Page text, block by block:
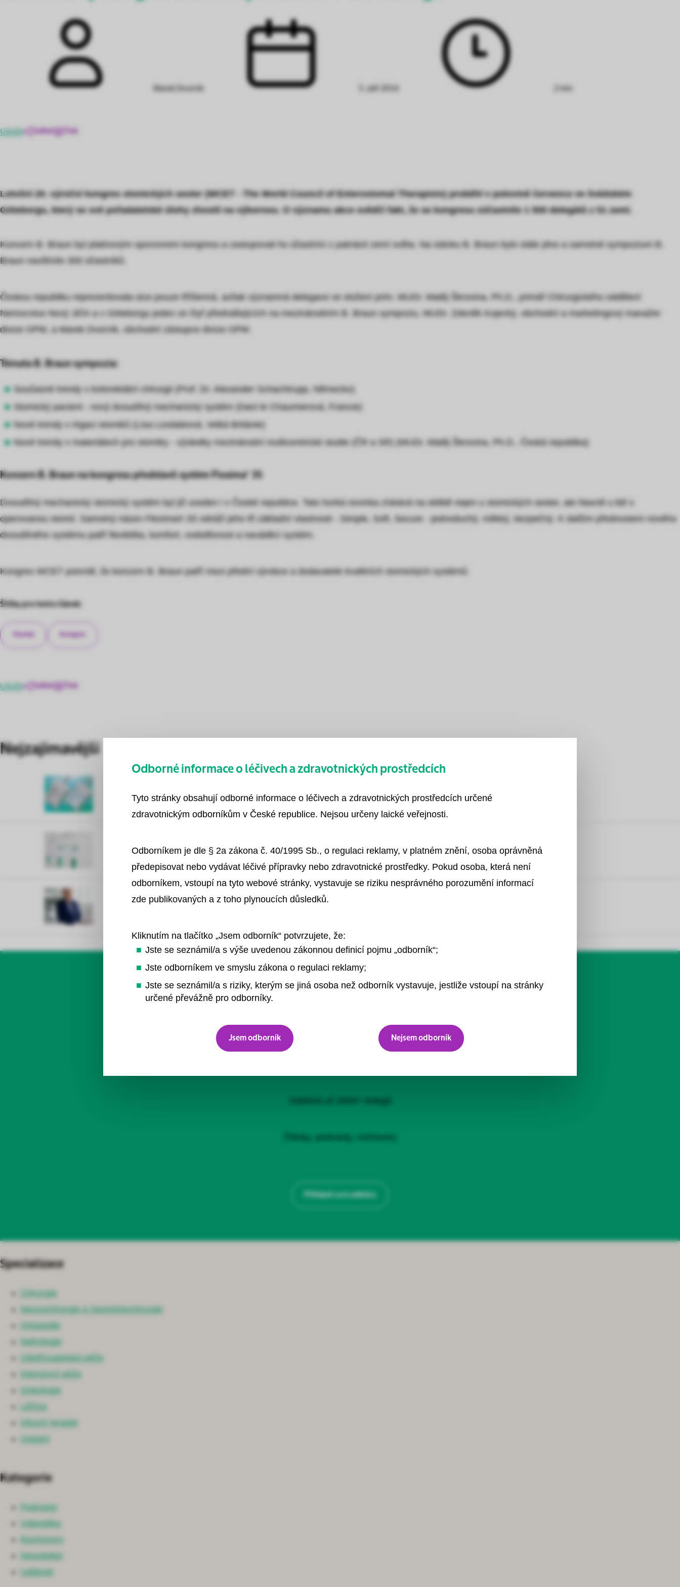
Uložit
Letošní 20. výroční kongres stomických sester (WCET - The World Council of Enterostomal Therapists) proběhl v polovině července ve švédském
Göteborgu, který se své pořadatelské úlohy zhostil na výbornou. O významu akce svědčí fakt, že se kongresu zúčastnilo 1 500 delegátů z 51 zemí.
Koncern B. Braun byl platinovým sponzorem kongresu a zastupovali ho účastníci z patnácti zemí světa. Na stánku B. Braun bylo stále plno a samotné sympozium B.
Braun navštívilo 300 účastníků.
Českou republiku reprezentovala sice pouze tříčlenná, avšak významná delegace ve složení prim. MUDr. Matěj Škrovina, Ph.D., primář Chirurgického oddělení
Nemocnice Nový Jičín a v Göteborgu jeden ze čtyř přednášejících na mezinárodním B. Braun sympoziu, MUDr. Zdeněk Kojecký, obchodní a marketingový manažer
divize OPM, a Marek Dvorník, obchodní zástupce divize OPM.
Témata B. Braun sympozia:
Současné trendy v kolorektální chirurgii (Prof. Dr. Alexander Schachtrupp, Německo)
Stomický pacient - nový dvoudílný mechanický systém (Dani le Chaumierová, Francie)
Nové trendy v irigaci stomiků (Lisa Loxdaleová, Velká Británie)
Nové trendy v materiálech pro stomiky - výsledky mezinárodní multicentrické studie (ČR a SR) (MUDr. Matěj Škrovina, Ph.D., Česká republika)
Koncern B. Braun na kongresu představil systém Flexima® 3S
Dvoudílný mechanický stomický systém byl již uveden i v České republice. Tato horká novinka získává na oblibě nejen u stomických sester, ale hlavně u lidí s
operovanou stomií. Samotný název Flexima® 3S odráží jeho tři základní vlastnosti - Simple, Soft, Secure - jednoduchý, měkký, bezpečný. K dalším přednostem nového
dvoudílného systému patří flexibilita, komfort, vodotěsnost a naváděcí systém.
Kongres WCET potvrdil, že koncern B. Braun patří mezi přední výrobce a dodavatele kvalitních stomických systémů.
Štítky pro tento článek:
Uložit
Nejzajímavější
Potíže s močením mohou souviset s poškozením nervů
Newsletter
Pro odběr newsletter(ů) se přihlašte tlačítkem níže.
Přihlásit se k odběru
Specializace
Chirurgie
Neurochirurgie a Spondylochirurgie
Ortopedie
Nefrologie
Ošetřovatelská péče
Intenzivní péče
Onkologie
Léčiva
Infuzní terapie
Ostatní
Kategorie
Podcasty
Videotéka
Rozhovory
Newsletter
Události
Odborné informace o léčivech a zdravotnických prostředcích
Tyto stránky obsahují odborné informace o léčivech a zdravotnických prostředcích určené
zdravotnickým odborníkům v České republice. Nejsou určeny laické veřejnosti.
Odborníkem je dle § 2a zákona č. 40/1995 Sb., o regulaci reklamy, v platném znění, osoba oprávněná
předepisovat nebo vydávat léčivé přípravky nebo zdravotnické prostředky. Pokud osoba, která není
odborníkem, vstoupí na tyto webové stránky, vystavuje se riziku nesprávného porozumění informací
zde publikovaných a z toho plynoucích důsledků.
Kliknutím na tlačítko „Jsem odborník“ potvrzujete, že:
Jste se seznámil/a s výše uvedenou zákonnou definicí pojmu „odborník“;
Jste odborníkem ve smyslu zákona o regulaci reklamy;
Jste se seznámil/a s riziky, kterým se jiná osoba než odborník vystavuje, jestliže vstoupí na stránky
určené převážně pro odborníky.
Jsem odborník Nejsem odborník